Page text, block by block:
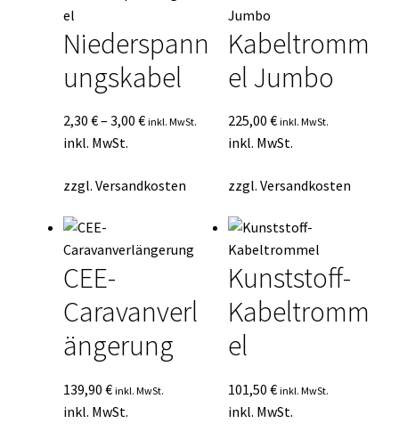
Niederspann
ungskabel
2,30 €– 3,00 € inkl. MwSt.
inkl. MwSt.
zzgl. Versandkosten
Kabeltromm
el Jumbo
225,00€ inkl. MwSt.
inkl. MwSt.
zzgl.Versandkosten
CEE-
Caravanverl
ängerung
139,90 € inkl. MwSt.
inkl. MwSt.
Kunststoff-
Kabeltromm
el
101,50€ inkl. MwSt.
inkl. MwSt.